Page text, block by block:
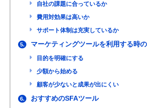
自社の課題に合っているか
費用対効果は高いか
サポート体制は充実しているか
5. マーケティングツールを利用する時
目的を明確にする
少額から始める
顧客が少ないと成果が出にくい
6. おすすめのSFAツール